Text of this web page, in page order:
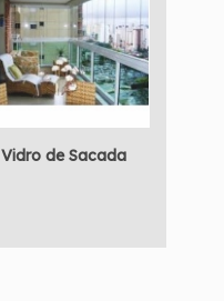
Vidro de Sacada